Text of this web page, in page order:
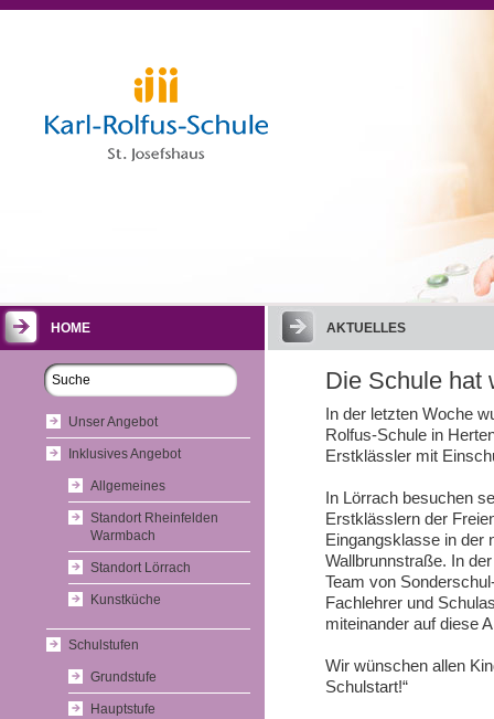
HOME
Unser Angebot
Inklusives Angebot
Allgemeines
Standort Rheinfelden
Warmbach
Standort Lörrach
Kunstküche
Schulstufen
Grundstufe
Hauptstufe
AKTUELLES
Die Schule
In der letzten Woche
Rolfus-Schule in
Erstklässler mit
In Lörrach besuchen
Erstklässlern der
Eingangsklasse in der
Wallbrunnstraße. In
Team von
Fachlehrer und
miteinander auf diese
Wir wünschen allen
Schulstart!“